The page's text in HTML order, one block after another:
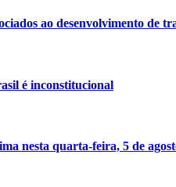
ao desenvolvimento de
é inconstitucional
nesta quarta-feira, 5 de